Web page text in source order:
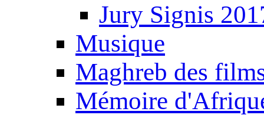
Jury Signis
Musique
Maghreb des
Mémoire